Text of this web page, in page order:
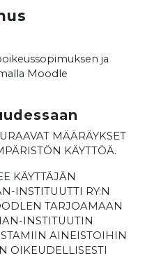
ja
Moodle
MÄÄRÄYKSET
KÄYTTÖÄ.
KÄYTTÄJÄN
INSTITUUTTI RY:N
TARJOAMAAN
INSTITUUTIN
AINEISTOIHIN
OIKEUDELLISESTI